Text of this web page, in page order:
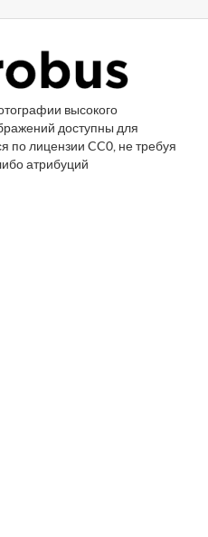
высокого
доступны для
по лицензии CC0, не требуя
атрибуций